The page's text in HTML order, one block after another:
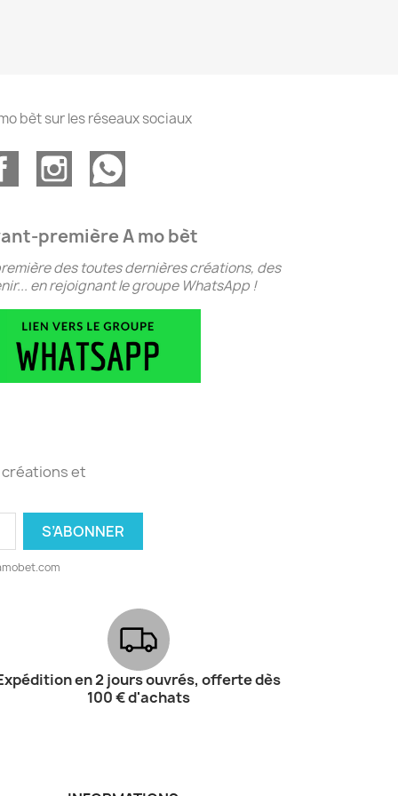
bèt sur les réseaux sociaux
première A mo bèt
des toutes dernières créations, des
en rejoignant le groupe WhatsApp !
et
en 2 jours ouvrés, offerte dès
100 € d'achats